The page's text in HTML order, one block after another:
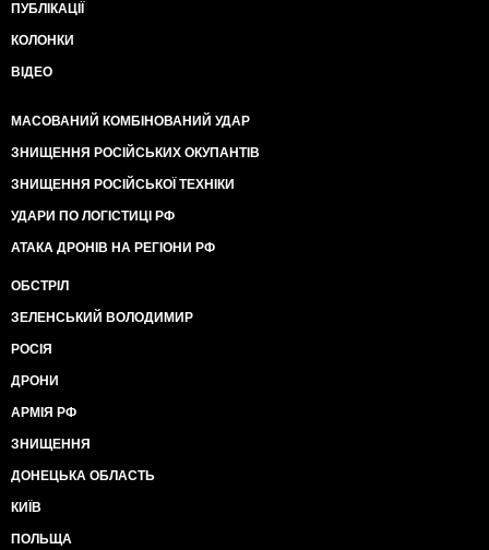
ПУБЛІКАЦІЇ
КОЛОНКИ
ВІДЕО
МАСОВАНИЙ КОМБІНОВАНИЙ УДАР
ЗНИЩЕННЯ РОСІЙСЬКИХ ОКУПАНТІВ
ЗНИЩЕННЯ РОСІЙСЬКОЇ ТЕХНІКИ
УДАРИ ПО ЛОГІСТИЦІ РФ
АТАКА ДРОНІВ НА РЕГІОНИ РФ
ОБСТРІЛ
ЗЕЛЕНСЬКИЙ ВОЛОДИМИР
РОСІЯ
ДРОНИ
АРМІЯ РФ
ЗНИЩЕННЯ
ДОНЕЦЬКА ОБЛАСТЬ
КИЇВ
ПОЛЬЩА